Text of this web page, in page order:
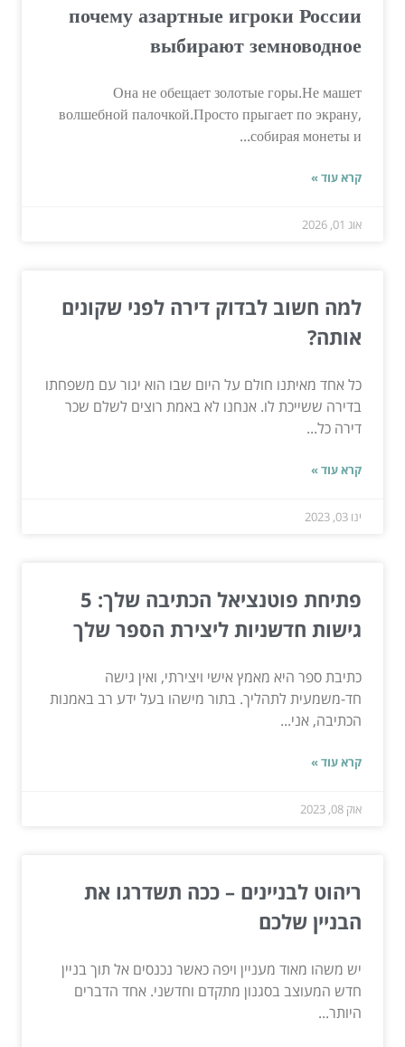
почему азартные игроки России
выбирают земноводное
Она не обещает золотые горы.Не машет
волшебной палочкой.Просто прыгает по экрану,
собирая монеты и...
קרא עוד »
אוג 01, 2026
למה חשוב לבדוק דירה לפני שקונים
אותה?
כל אחד מאיתנו חולם על היום שבו הוא יגור עם משפחתו
בדירה ששייכת לו. אנחנו לא באמת רוצים לשלם שכר
דירה כל...
קרא עוד »
ינו 03, 2023
פתיחת פוטנציאל הכתיבה שלך: 5
גישות חדשניות ליצירת הספר שלך
כתיבת ספר היא מאמץ אישי ויצירתי, ואין גישה
חד-משמעית לתהליך. בתור מישהו בעל ידע רב באמנות
הכתיבה, אני...
קרא עוד »
אוק 08, 2023
ריהוט לבניינים – ככה תשדרגו את
הבניין שלכם
יש משהו מאוד מעניין ויפה כאשר נכנסים אל תוך בניין
חדש המעוצב בסגנון מתקדם וחדשני. אחד הדברים
היותר...